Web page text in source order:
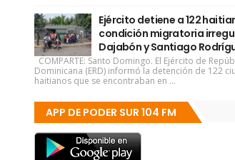
Ejército detiene a 122
condición migratoria
Dajabón y Santiago
COMPARTE: Santo Domingo. El Ejército de
Dominicana (ERD) informó la detención de 122
haitianos que se encontraban en ...
APP DE PODER SUR 104 FM